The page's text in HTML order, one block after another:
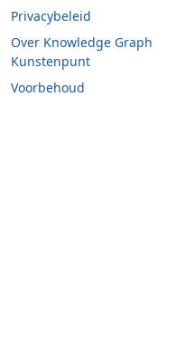
Privacybeleid
Over Knowledge Graph
Kunstenpunt
Voorbehoud